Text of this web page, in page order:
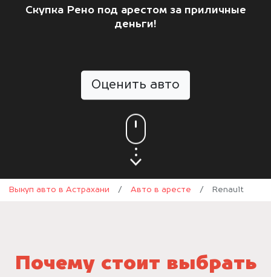
Скупка Рено под арестом за приличные
деньги!
Оценить авто
Выкуп авто в Астрахани / Авто в аресте / Renault
Почему стоит выбрать